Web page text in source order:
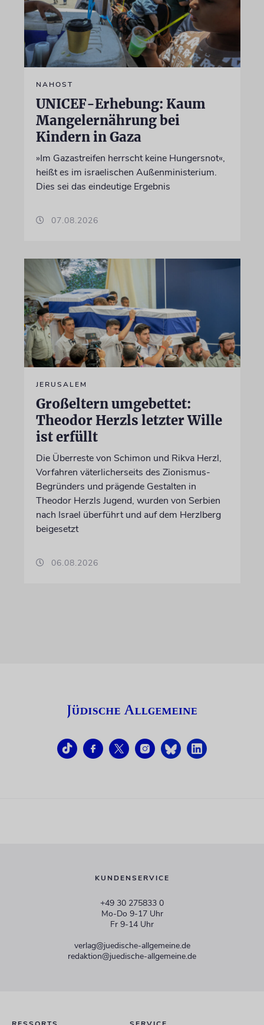
NAHOST
UNICEF-Erhebung: Kaum
Mangelernährung bei
Kindern in Gaza
»Im Gazastreifen herrscht keine Hungersnot«,
heißt es im israelischen Außenministerium.
Dies sei das eindeutige Ergebnis
07.08.2026
JERUSALEM
Großeltern umgebettet:
Theodor Herzls letzter Wille
ist erfüllt
Die Überreste von Schimon und Rikva Herzl,
Vorfahren väterlicherseits des Zionismus-
Begründers und prägende Gestalten in
Theodor Herzls Jugend, wurden von Serbien
nach Israel überführt und auf dem Herzlberg
beigesetzt
06.08.2026
KUNDENSERVICE
+49 30 275833 0
Mo-Do 9-17 Uhr
Fr 9-14 Uhr
verlag@juedische-allgemeine.de
redaktion@juedische-allgemeine.de